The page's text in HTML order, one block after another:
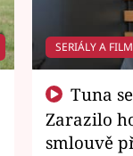
SERIÁLY A
Zarazilo
smlouvě